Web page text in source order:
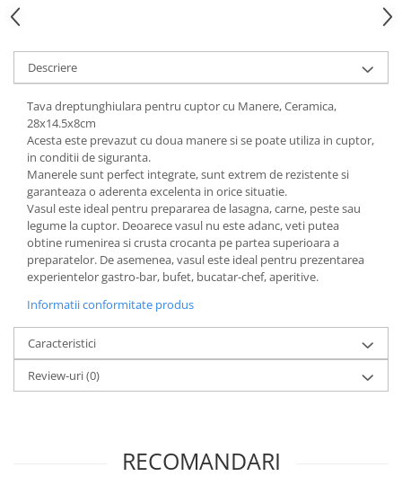
Suporturi si servetele
Tacamuri si seturi
Taietoare manuale
Tavi copt
Termosuri si cani termos
Tigai si seturi
Tirbusoane si dopuri
Tocatoare de bucatarie
Ustensile ornare prajituri
Vaze si boluri decorative
Vesela unica folosinta
Suporturi si accesorii de baie
Uscatoare de rufe
Descriere
Tava dreptunghiulara pentru cuptor cu Manere, Ceramica,
28x14.5x8cm
Acesta este prevazut cu doua manere si se poate utiliza in cuptor,
in conditii de siguranta.
Manerele sunt perfect integrate, sunt extrem de rezistente si
garanteaza o aderenta excelenta in orice situatie.
Vasul este ideal pentru prepararea de lasagna, carne, peste sau
legume la cuptor. Deoarece vasul nu este adanc, veti putea
obtine rumenirea si crusta crocanta pe partea superioara a
preparatelor. De asemenea, vasul este ideal pentru prezentarea
experientelor gastro-bar, bufet, bucatar-chef, aperitive.
Informatii conformitate produs
Caracteristici
Review-uri(0)
RECOMANDARI